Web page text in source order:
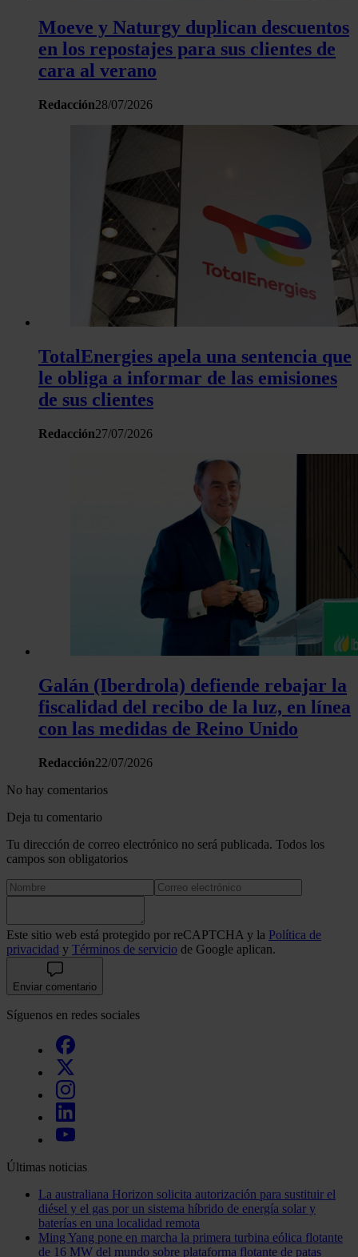
Moeve y Naturgy duplican descuentos
en los repostajes para sus clientes de
cara al verano
Redacción28/07/2026
TotalEnergies apela una sentencia que
le obliga a informar de las emisiones
de sus clientes
Redacción27/07/2026
Galán (Iberdrola) defiende rebajar la
fiscalidad del recibo de la luz, en línea
con las medidas de Reino Unido
Redacción22/07/2026
No hay comentarios
Deja tu comentario
Tu dirección de correo electrónico no será publicada. Todos los
campos son obligatorios
Este sitio web está protegido por reCAPTCHA y la Política de
privacidad y Términos de servicio de Google aplican.
Enviar comentario
Síguenos en redes sociales
Últimas noticias
La australiana Horizon solicita autorización para sustituir el
diésel y el gas por un sistema híbrido de energía solar y
baterías en una localidad remota
Ming Yang pone en marcha la primera turbina eólica flotante
de 16 MW del mundo sobre plataforma flotante de patas